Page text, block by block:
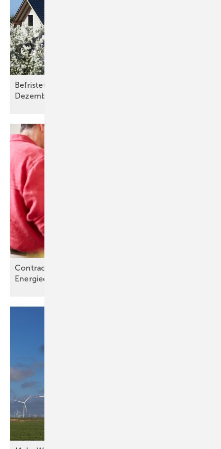
Befristete Effizienzhaus 55-Plus-För­de­rung ab 16.
Dezem­ber
Contracting bietet eine Chance für
Energieeffizienzexperten